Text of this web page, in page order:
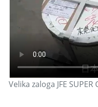
Velika zaloga JFE